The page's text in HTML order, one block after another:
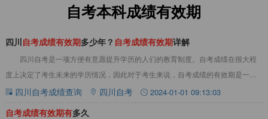
自考本科成绩有效期
四川自考成绩有效期多少年？ 自考成绩有效期详解
四川自考是一项方便有意愿提升学历的人们的教育制度。自考成绩在很大程
度上决定了考生未来的学历情况，因此对于考生来说，自考成绩的有效期是一个
十分重要的问题。那么，四川自考成绩的有效期到
四川自考成绩查询 四川自考 2024-01-01 09:13:03
自考成绩有效期有多久